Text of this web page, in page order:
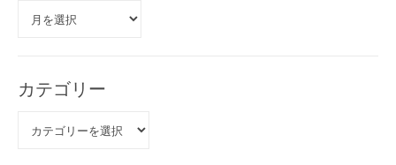
カテゴリー